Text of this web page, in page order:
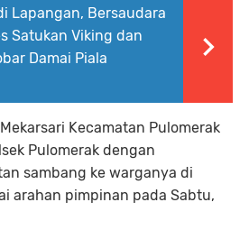
Lapangan, Bersaudara
Satukan Viking dan
Damai Piala
Kecamatan Pulomerak
Pulomerak dengan
sambang ke warganya di
arahan pimpinan pada Sabtu,